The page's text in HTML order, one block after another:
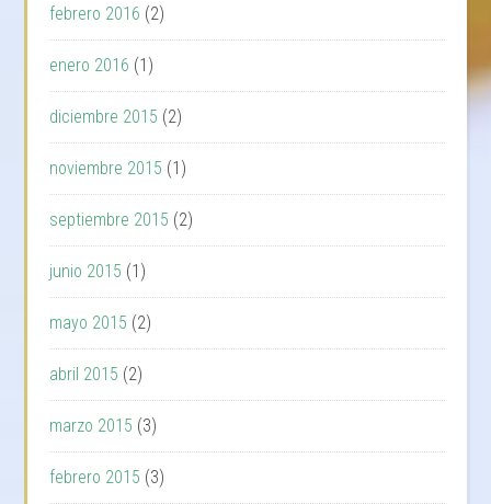
febrero 2016 (2)
enero 2016 (1)
diciembre 2015 (2)
noviembre 2015 (1)
septiembre 2015 (2)
junio 2015 (1)
mayo 2015 (2)
abril 2015 (2)
marzo 2015 (3)
febrero 2015 (3)